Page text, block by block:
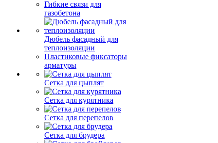
Гибкие связи для
газобетона
Дюбель фасадный для
теплоизоляции
Пластиковые фиксаторы
арматуры
Сетка для цыплят
Сетка для курятника
Сетка для перепелов
Сетка для брудера